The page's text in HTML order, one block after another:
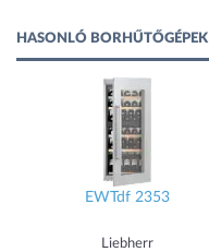
HASONLÓ BORHŰTŐGÉPEK
EWTdf 2353
Liebherr